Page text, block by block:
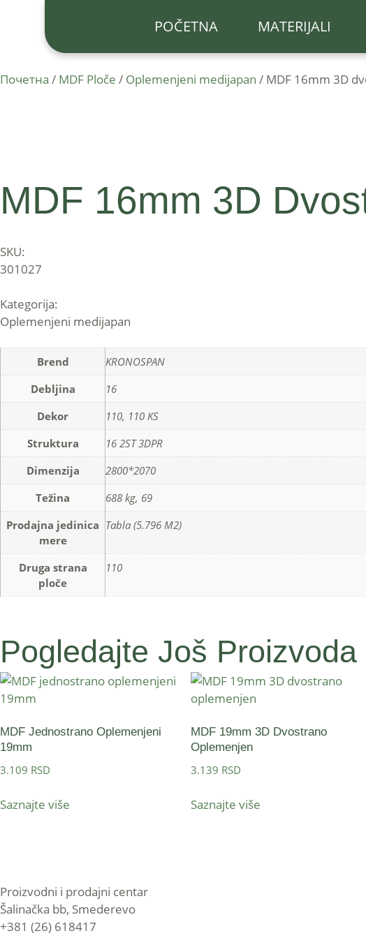
POČETNA MATERIJALI
Почетна / MDF Ploče / Oplemenjeni medijapan / MDF 16mm 3D
MDF 16mm 3D
SKU:
301027
Kategorija:
Oplemenjeni medijapan
Brend
KRONOSPAN
Debljina
16
Dekor
110, 110 KS
Struktura
16 2ST 3DPR
Dimenzija
2800*2070
Težina
688 kg, 69
Prodajna jedinica
mere
Tabla (5.796 M2)
Druga strana
ploče
110
Pogledajte Još
MDF Jednostrano Oplemenjeni
19mm
3.109 RSD
Saznajte više
MDF 19mm 3D Dvostrano
Oplemenjen
3.139 RSD
Saznajte više
Proizvodni i prodajni centar
Šalinačka bb, Smederevo
+381 (26) 618417